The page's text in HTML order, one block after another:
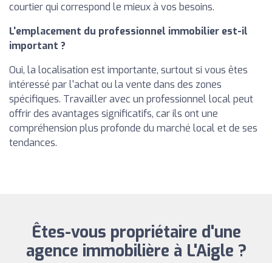
courtier qui correspond le mieux à vos besoins.
L'emplacement du professionnel immobilier est-il
important ?
Oui, la localisation est importante, surtout si vous êtes
intéressé par l'achat ou la vente dans des zones
spécifiques. Travailler avec un professionnel local peut
offrir des avantages significatifs, car ils ont une
compréhension plus profonde du marché local et de ses
tendances.
Êtes-vous propriétaire d'une
agence immobilière à L'Aigle ?